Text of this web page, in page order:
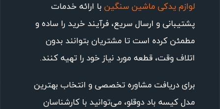
لوازم یدکی ماشین سنگین با ارائه خدمات
پشتیبانی و ارسال سریع، فرآیند خرید را ساده و
مطمئن کرده است تا مشتریان بتوانند بدون
اتلاف وقت، قطعه مورد نیاز خود را تهیه کنند.
برای دریافت مشاوره تخصصی و انتخاب بهترین
مدل کیسه باد دوقلو، می‌توانید با کارشناسان